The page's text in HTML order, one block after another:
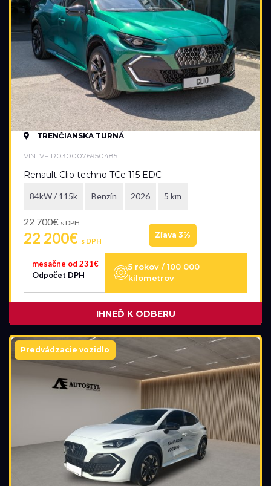
TRENČIANSKA TURNÁ
VIN: VF1R0300076950485
Renault Clio techno TCe 115 EDC
84kW / 115k Benzín 2026 5 km
22 700€s DPH
22 200€ s DPH
Zľava 3%
mesačne od 231€
Odpočet DPH
5 rokov / 100 000
kilometrov
IHNEĎ K ODBERU
Predvádzacie vozidlo